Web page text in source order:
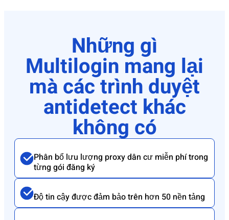
Những gì
Multilogin mang lại
mà các trình duyệt
antidetect khác
không có
Phân bổ lưu lượng proxy dân cư miễn phí trong
từng gói đăng ký
Độ tin cậy được đảm bảo trên hơn 50 nền tảng